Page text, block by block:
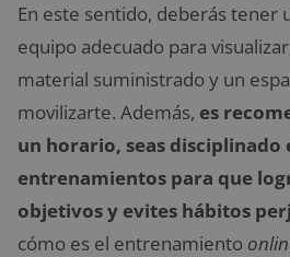
En este sentido, deberás tener
equipo adecuado para
material suministrado y un
movilizarte. Además, es
un horario, seas disciplinado
entrenamientos para que
objetivos y evites hábitos
cómo es el entrenamiento